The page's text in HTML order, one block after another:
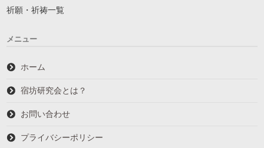
祈願・祈祷一覧
メニュー
ホーム
宿坊研究会とは？
お問い合わせ
プライバシーポリシー